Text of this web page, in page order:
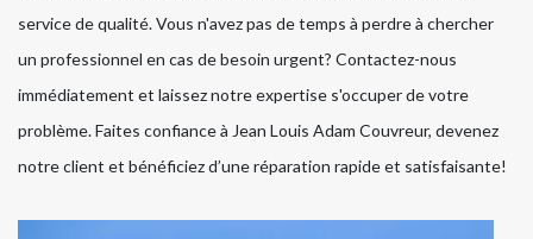
service de qualité. Vous n'avez pas de temps à perdre à chercher
un professionnel en cas de besoin urgent? Contactez-nous
immédiatement et laissez notre expertise s'occuper de votre
problème. Faites confiance à Jean Louis Adam Couvreur, devenez
notre client et bénéficiez d’une réparation rapide et satisfaisante!